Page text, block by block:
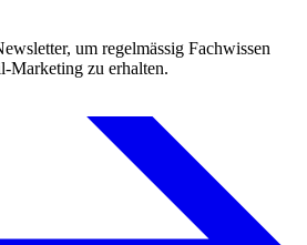
um regelmässig Fachwissen
zu erhalten.